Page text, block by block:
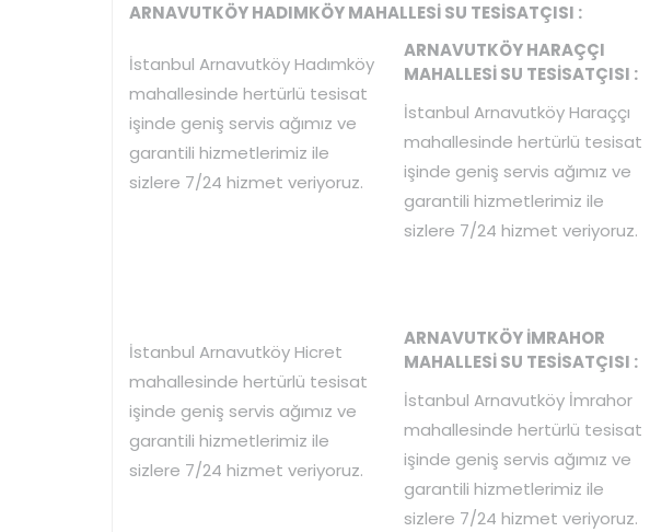
ARNAVUTKÖY HADIMKÖY MAHALLESİ SU TESİSATÇISI :
İstanbul Arnavutköy Hadımköy
mahallesinde hertürlü tesisat
işinde geniş servis ağımız ve
garantili hizmetlerimiz ile
sizlere 7/24 hizmet veriyoruz.
ARNAVUTKÖY HARAÇÇI
MAHALLESİ SU TESİSATÇISI :
İstanbul Arnavutköy Haraççı
mahallesinde hertürlü tesisat
işinde geniş servis ağımız ve
garantili hizmetlerimiz ile
sizlere 7/24 hizmet veriyoruz.
İstanbul Arnavutköy Hicret
mahallesinde hertürlü tesisat
işinde geniş servis ağımız ve
garantili hizmetlerimiz ile
sizlere 7/24 hizmet veriyoruz.
ARNAVUTKÖY İMRAHOR
MAHALLESİ SU TESİSATÇISI :
İstanbul Arnavutköy İmrahor
mahallesinde hertürlü tesisat
işinde geniş servis ağımız ve
garantili hizmetlerimiz ile
sizlere 7/24 hizmet veriyoruz.